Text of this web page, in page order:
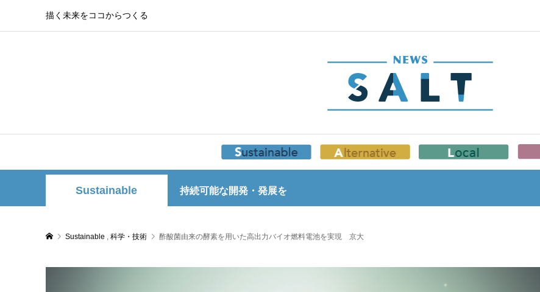
描く未来をココからつくる
Sustainable 持続可能な開発・発展を
Sustainable , 科学・技術 酢酸菌由来の酵素を用いた高出力バイオ燃料電池を実現 京大